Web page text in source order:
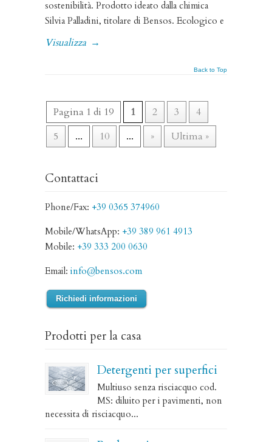
sostenibilità. Prodotto ideato dalla chimica
Silvia Palladini, titolare di Bensos. Ecologico e
Visualizza →
Back to Top
Pagina 1 di 19 1 2 3
4
5
... 10 ... » Ultima »
Contattaci
Phone/Fax: +39 0365 374960
Mobile/WhatsApp: +39 389 961 4913
Mobile: +39 333 200 0630
Email: info@bensos.com
Richiedi informazioni
Prodotti per la casa
Detergenti per superfici
Multiuso senza risciacquo cod.
MS: diluito per i pavimenti, non
necessita di risciacquo...